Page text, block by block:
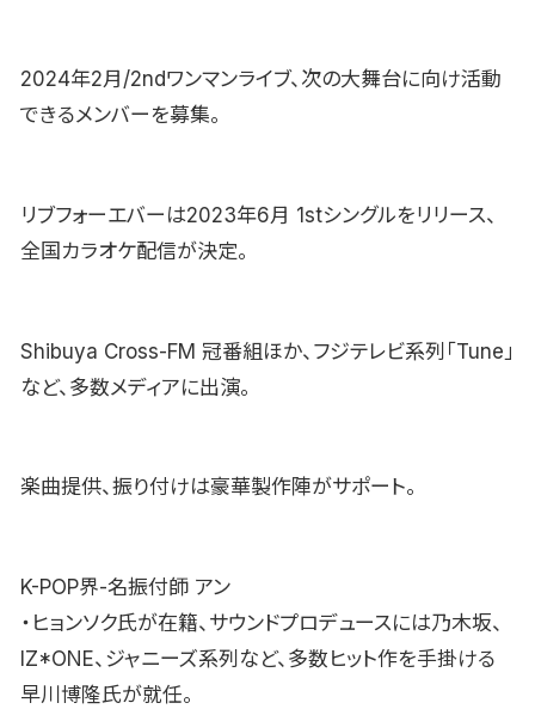
2024年2月/2ndワンマンライブ、次の大舞台に向け活動
できるメンバーを募集。
リブフォーエバーは2023年6月 1stシングルをリリース、
全国カラオケ配信が決定。
Shibuya Cross-FM 冠番組ほか、フジテレビ系列「Tune」
など、多数メディアに出演。
楽曲提供、振り付けは豪華製作陣がサポート。
K-POP界-名振付師 アン
・ヒョンソク氏が在籍、サウンドプロデュースには乃木坂、
IZ*ONE、ジャニーズ系列など、多数ヒット作を手掛ける
早川博隆氏が就任。